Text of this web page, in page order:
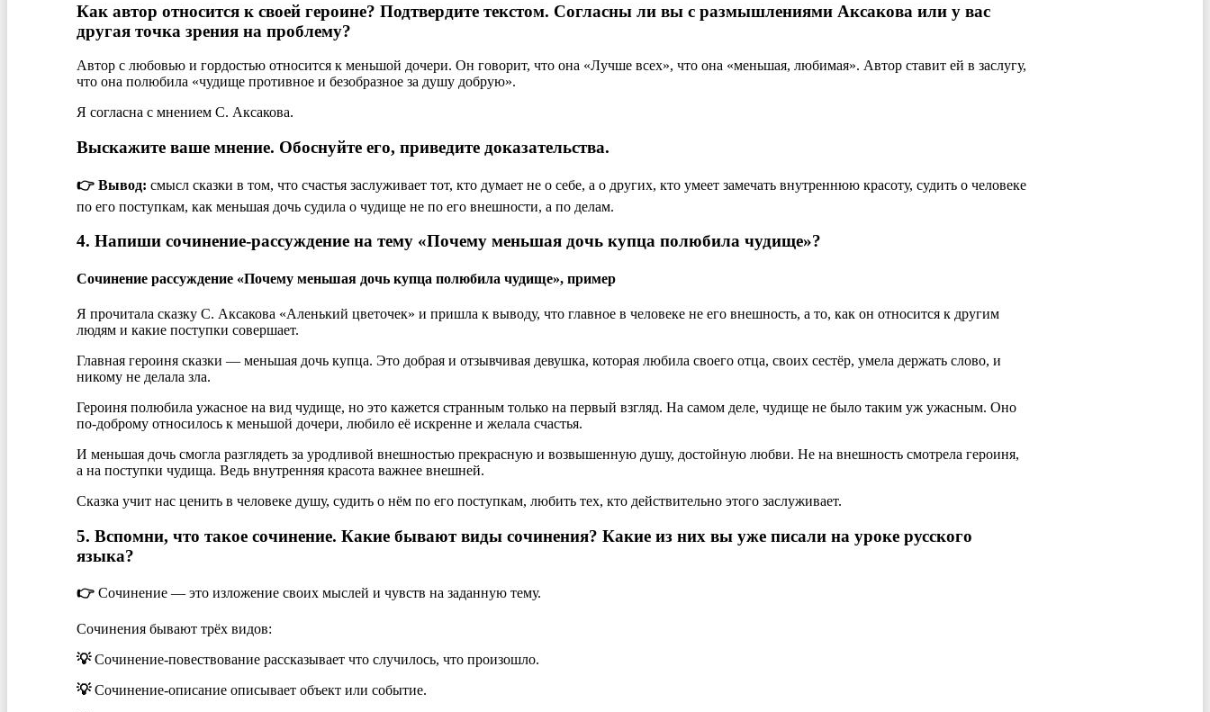
Как автор относится к своей героине? Подтвердите текстом. Согласны ли вы с размышлениями Аксакова или у вас
другая точка зрения на проблему?
Автор с любовью и гордостью относится к меньшой дочери. Он говорит, что она «Лучше всех», что она «меньшая, любимая». Автор ставит ей в заслугу,
что она полюбила «чудище противное и безобразное за душу добрую».
Я согласна с мнением С. Аксакова.
Выскажите ваше мнение. Обоснуйте его, приведите доказательства.
👉 Вывод: смысл сказки в том, что счастья заслуживает тот, кто думает не о себе, а о других, кто умеет замечать внутреннюю красоту, судить о человеке
по его поступкам, как меньшая дочь судила о чудище не по его внешности, а по делам.
4. Напиши сочинение-рассуждение на тему «Почему меньшая дочь купца полюбила чудище»?
Сочинение рассуждение «Почему меньшая дочь купца полюбила чудище», пример
Я прочитала сказку С. Аксакова «Аленький цветочек» и пришла к выводу, что главное в человеке не его внешность, а то, как он относится к другим
людям и какие поступки совершает.
Главная героиня сказки — меньшая дочь купца. Это добрая и отзывчивая девушка, которая любила своего отца, своих сестёр, умела держать слово, и
никому не делала зла.
Героиня полюбила ужасное на вид чудище, но это кажется странным только на первый взгляд. На самом деле, чудище не было таким уж ужасным. Оно
по-доброму относилось к меньшой дочери, любило её искренне и желала счастья.
И меньшая дочь смогла разглядеть за уродливой внешностью прекрасную и возвышенную душу, достойную любви. Не на внешность смотрела героиня,
а на поступки чудища. Ведь внутренняя красота важнее внешней.
Сказка учит нас ценить в человеке душу, судить о нём по его поступкам, любить тех, кто действительно этого заслуживает.
5. Вспомни, что такое сочинение. Какие бывают виды сочинения? Какие из них вы уже писали на уроке русского
языка?
👉 Сочинение — это изложение своих мыслей и чувств на заданную тему.
Сочинения бывают трёх видов:
💡Сочинение-повествование рассказывает что случилось, что произошло.
💡Сочинение-описание описывает объект или событие.